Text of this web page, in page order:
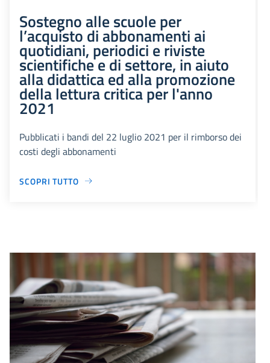
Sostegno alle scuole per
l’acquisto di abbonamenti ai
quotidiani, periodici e riviste
scientifiche e di settore, in aiuto
alla didattica ed alla promozione
della lettura critica per l'anno
2021
Pubblicati i bandi del 22 luglio 2021 per il rimborso dei
costi degli abbonamenti
SCOPRI TUTTO